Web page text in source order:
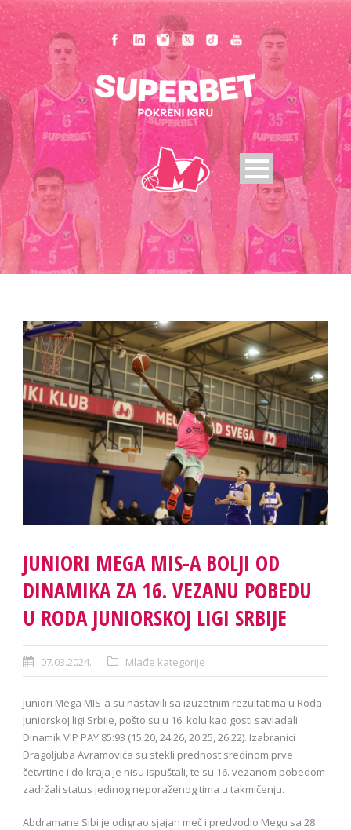
JUNIORI MEGA MIS-A BOLJI OD
DINAMIKA ZA 16. VEZANU POBEDU
U RODA JUNIORSKOJ LIGI SRBIJE
07.03.2024. Mlađe kategorije
Juniori Mega MIS-a su nastavili sa izuzetnim rezultatima u Roda
Juniorskoj ligi Srbije, pošto su u 16. kolu kao gosti savladali
Dinamik VIP PAY 85:93 (15:20, 24:26, 20:25, 26:22). Izabranici
Dragoljuba Avramovića su stekli prednost sredinom prve
četvrtine i do kraja je nisu ispuštali, te su 16. vezanom pobedom
zadržali status jedinog neporaženog tima u takmičenju.
Abdramane Sibi je odigrao sjajan meč i predvodio Megu sa 28